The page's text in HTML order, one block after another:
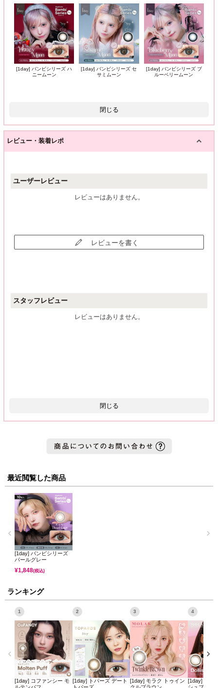
[1day] バンビシリーズ ハ
ニームーン
[1day] バンビシリーズ セ
サミムーン
[1day] バンビシリーズ ブ
ルーベリームーン
閉じる
レビュー・装着レポ
ユーザーレビュー
レビューはありません。
レビューを書く
スタッフレビュー
レビューはありません。
閉じる
最近閲覧した商品
[1day] バンビシリーズ
パールグレー
¥1,848(税込)
ランキング
1
[1day] コファンシー モ
2
[1day] トパーズ デート
3
[1day] モラク トゥイン
4
[1day] モラ